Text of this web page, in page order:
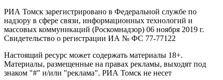
РИА Томск зарегистрировано в Федеральной службе по
надзору в сфере связи, информационных технологий и
массовых коммуникаций (Роскомнадзор) 06 ноября 2019 г.
Свидетельство о регистрации ИА № ФС 77-77122
Настоящий ресурс может содержать материалы 18+.
Материалы, размещенные на правах рекламы, выходят под
знаком "#" и/или "реклама". РИА Томск не несет